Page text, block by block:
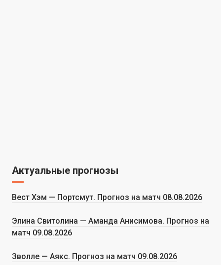
Актуальные прогнозы
Вест Хэм — Портсмут. Прогноз на матч 08.08.2026
Элина Свитолина — Аманда Анисимова. Прогноз на
матч 09.08.2026
Зволле — Аякс. Прогноз на матч 09.08.2026